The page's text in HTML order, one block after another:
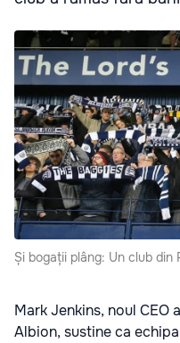
Și bogații plâng: Un club din
Mark Jenkins, noul CEO
Albion, sustine ca